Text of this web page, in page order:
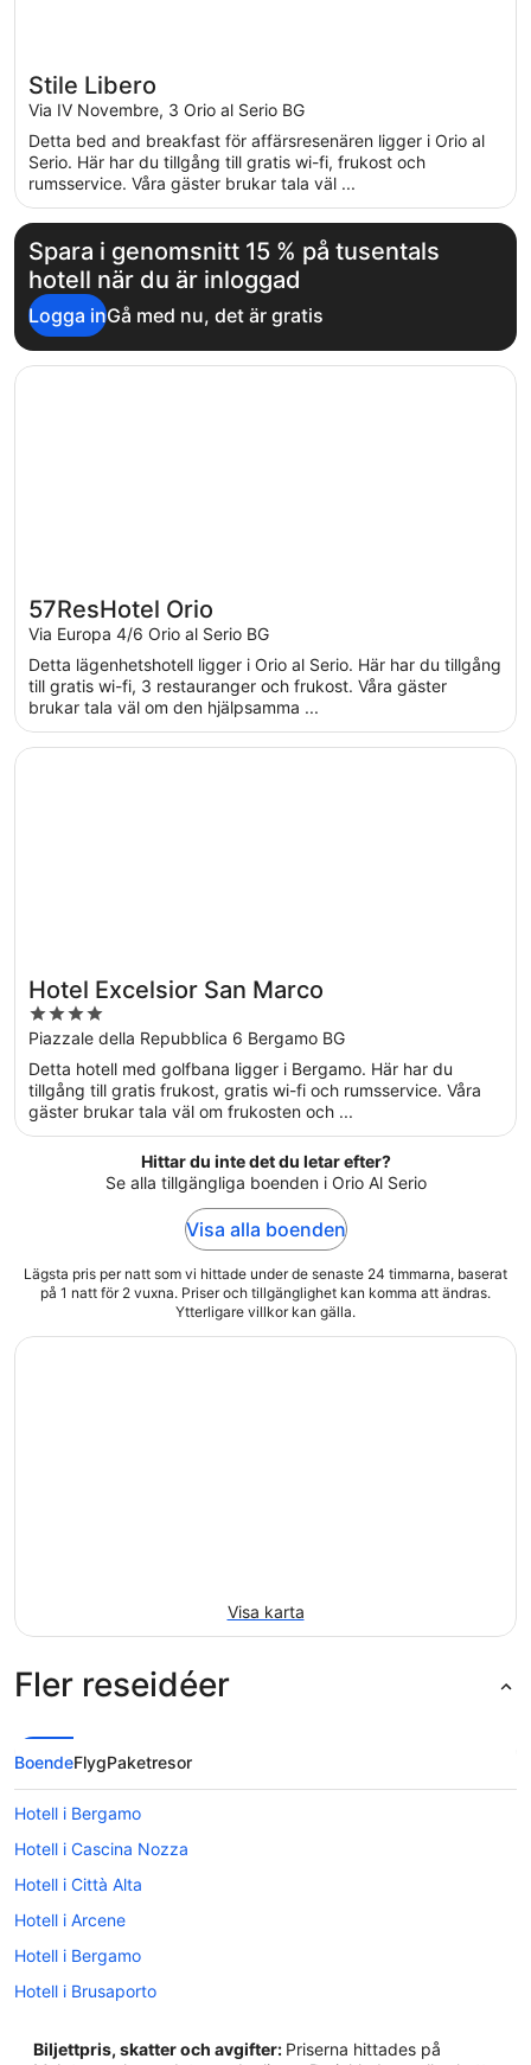
Stile Libero
Via IV Novembre, 3 Orio al Serio BG
Detta bed and breakfast för affärsresenären ligger i Orio al
Serio. Här har du tillgång till gratis wi-fi, frukost och
rumsservice. Våra gäster brukar tala väl ...
Spara i genomsnitt 15 % på tusentals
hotell när du är inloggad
Logga inGå med nu, det är gratis
57ResHotel Orio
Via Europa 4/6 Orio al Serio BG
Detta lägenhetshotell ligger i Orio al Serio. Här har du tillgång
till gratis wi-fi, 3 restauranger och frukost. Våra gäster
brukar tala väl om den hjälpsamma ...
Öppnas i ett nytt fönster
57ResHotel Orio
Hotel Excelsior San Marco
4
out
of
5
Piazzale della Repubblica 6 Bergamo BG
Detta hotell med golfbana ligger i Bergamo. Här har du
tillgång till gratis frukost, gratis wi-fi och rumsservice. Våra
gäster brukar tala väl om frukosten och ...
Öppnas i ett nytt fönster
Hotel Excelsior San Marco
Hittar du inte det du letar efter?
Se alla tillgängliga boenden i Orio Al Serio
Visa alla boenden
Lägsta pris per natt som vi hittade under de senaste 24 timmarna, baserat
på 1 natt för 2 vuxna. Priser och tillgänglighet kan komma att ändras.
Ytterligare villkor kan gälla.
Visa karta
Fler reseidéer
BoendeFlygPaketresor
Hotell i Bergamo
Hotell i Cascina Nozza
Hotell i Città Alta
Hotell i Arcene
Hotell i Bergamo
Hotell i Brusaporto
Biljettpris, skatter och avgifter: Priserna hittades på